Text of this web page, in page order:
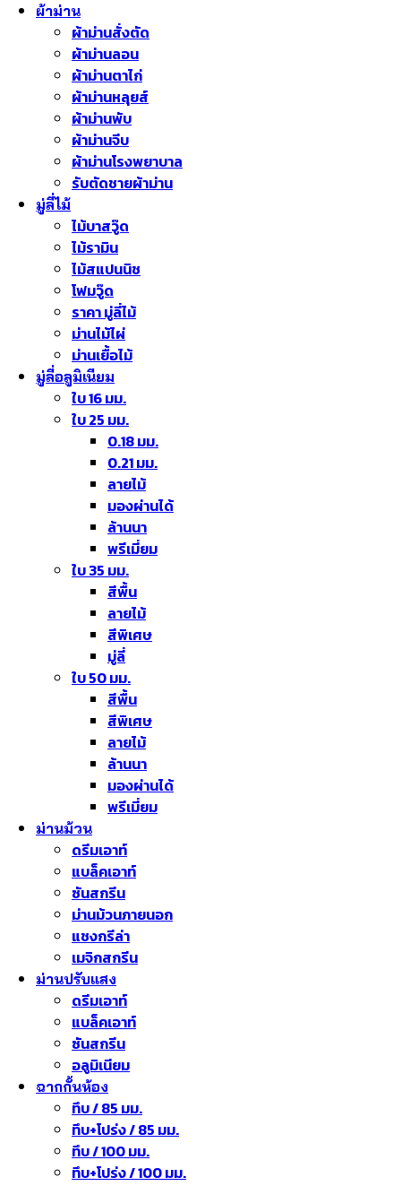
ผ้าม่าน
ผ้าม่านสั่งตัด
ผ้าม่านลอน
ผ้าม่านตาไก่
ผ้าม่านหลุยส์
ผ้าม่านพับ
ผ้าม่านจีบ
ผ้าม่านโรงพยาบาล
รับตัดชายผ้าม่าน
มู่ลี่ไม้
ไม้บาสวู๊ด
ไม้รามิน
ไม้สแปนนิช
โฟมวู๊ด
ราคา มู่ลี่ไม้
ม่านไม้ไผ่
ม่านเยื้อไม้
มู่ลี่อลูมิเนียม
ใบ 16 มม.
ใบ 25 มม.
0.18 มม.
0.21 มม.
ลายไม้
มองผ่านได้
ล้านนา
พรีเมี่ยม
ใบ 35 มม.
สีพื้น
ลายไม้
สีพิเศษ
มู่ลี่
ใบ 50 มม.
สีพื้น
สีพิเศษ
ลายไม้
ล้านนา
มองผ่านได้
พรีเมี่ยม
ม่านม้วน
ดรีมเอาท์
แบล็คเอาท์
ซันสกรีน
ม่านม้วนภายนอก
แชงกรีล่า
เมจิกสกรีน
ม่านปรับแสง
ดรีมเอาท์
แบล็คเอาท์
ซันสกรีน
อลูมิเนียม
ฉากกั้นห้อง
ทึบ / 85 มม.
ทึบ+โปร่ง / 85 มม.
ทึบ / 100 มม.
ทึบ+โปร่ง / 100 มม.